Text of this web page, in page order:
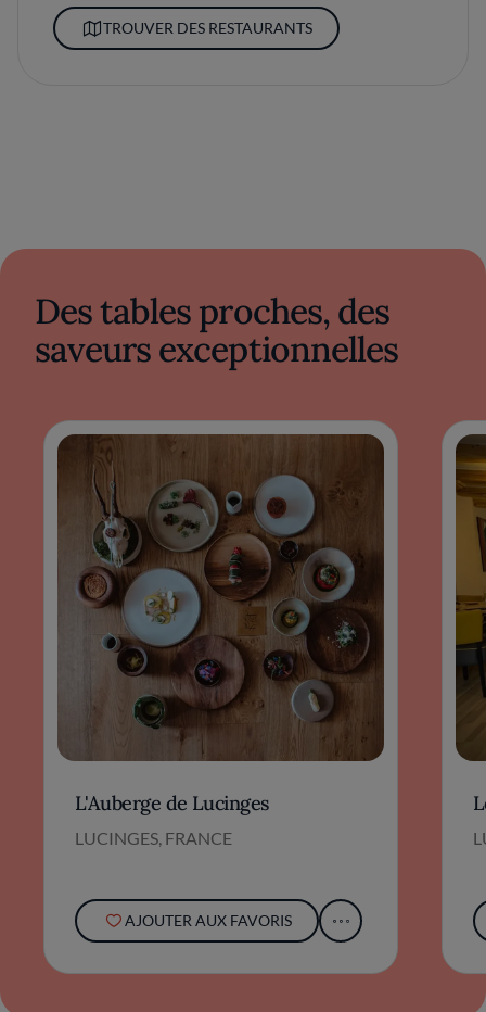
TROUVER DES RESTAURANTS
Des tables proches, des
saveurs exceptionnelles
L'Auberge de Lucinges
LUCINGES, FRANCE
AJOUTER AUX FAVORIS